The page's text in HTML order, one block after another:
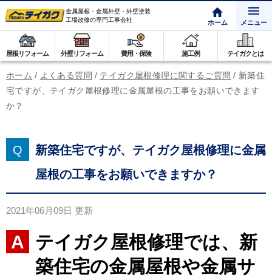
金属屋根・金属外壁・外壁塗装
工場改修の専門工事会社
ホーム メニュー
屋根リフォーム 外壁リフォーム 費用・保険 施工例 テイガクとは
ホーム / よくある質問 / テイガク屋根修理に関するご質問 / 新築住
宅ですが、テイガク屋根修理に金属屋根の工事をお願いできます
か？
新築住宅ですが、テイガク屋根修理に金属
屋根の工事をお願いできますか？
2021年06月09日 更新
テイガク屋根修理では、新
築住宅の金属屋根や金属サ